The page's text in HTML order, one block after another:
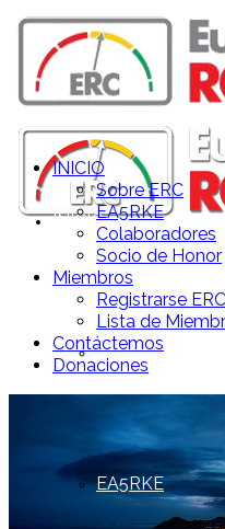
INICIO
Sobre ERC
EA5RKE
INICIO
Sobre ERC
EA5RKE
Colaboradores
Socio de Honor
Miembros
Registrarse ERC
Lista de
Contáctemos
Donaciones